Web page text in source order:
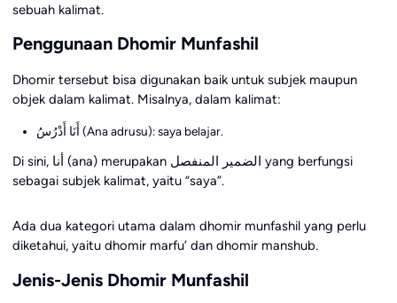
sebuah kalimat.
Penggunaan Dhomir Munfashil
Dhomir tersebut bisa digunakan baik untuk subjek maupun
objek dalam kalimat. Misalnya, dalam kalimat:
أَنَا أَدْرُسُ (Ana adrusu): saya belajar.
Di sini, أنا (ana) merupakan الضمير المنفصل yang berfungsi
sebagai subjek kalimat, yaitu “saya”.
Ada dua kategori utama dalam dhomir munfashil yang perlu
diketahui, yaitu dhomir marfu’ dan dhomir manshub.
Jenis-Jenis Dhomir Munfashil